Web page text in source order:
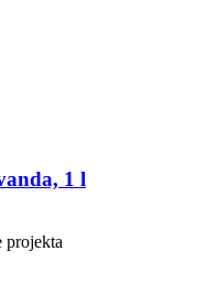
1 l
projekta